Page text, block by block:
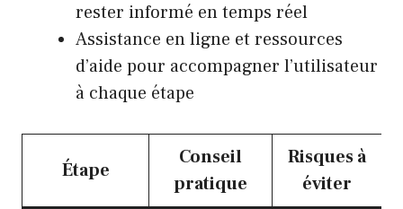
rester informé en temps réel
Assistance en ligne et ressources
d’aide pour accompagner l’utilisateur
à chaque étape
Étape
Conseil
pratique
Risques à
éviter